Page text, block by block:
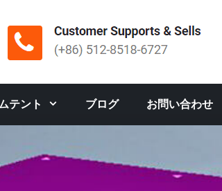
テント ブログ お問い合わせ